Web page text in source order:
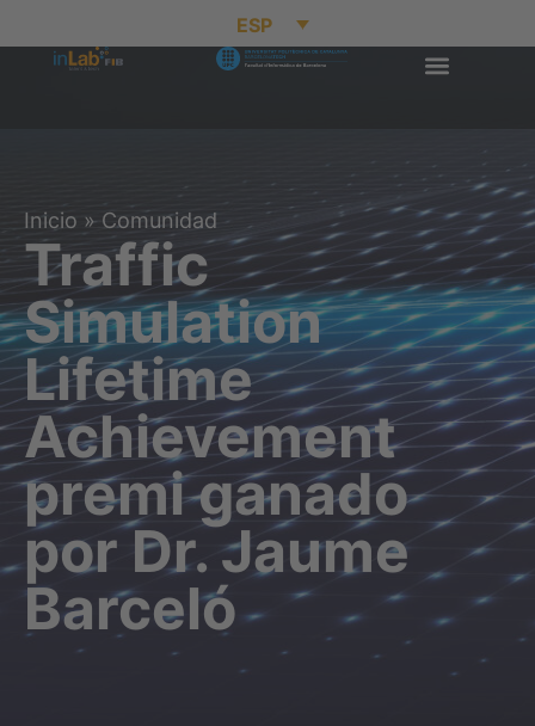
ESP
Inicio » Comunidad
Traffic
Simulation
Lifetime
Achievement
premi ganado
por Dr. Jaume
Barceló